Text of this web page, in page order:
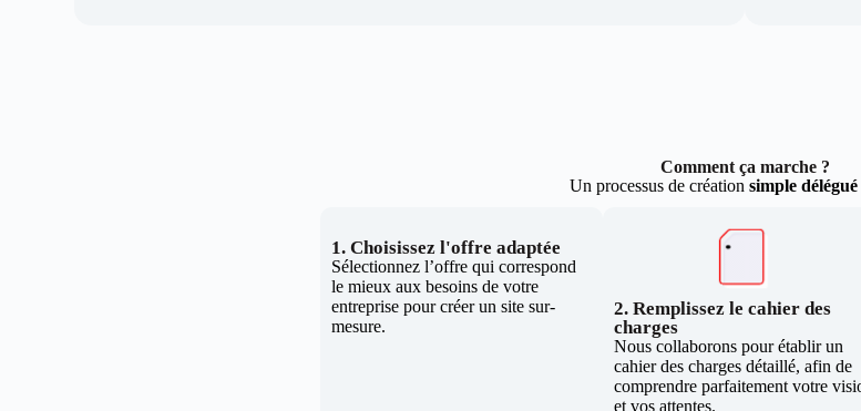
Comment ça marche ?
Un processus de création simple
1. Choisissez l'offre adaptée
Sélectionnez l’offre qui correspond
le mieux aux besoins de votre
entreprise pour créer un site sur-
mesure.
2. Remplissez le cahier des
charges
Nous collaborons pour établir un
cahier des charges détaillé, afin de
comprendre parfaitement votre
et vos attentes.